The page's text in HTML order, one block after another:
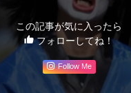
この記事が気に入ったら
フォローしてね！
Follow Me